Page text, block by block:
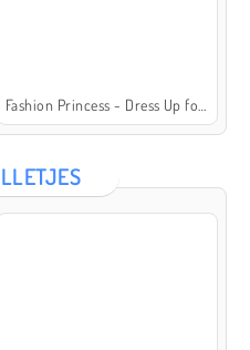
Fashion Princess - Dress Up for Girls